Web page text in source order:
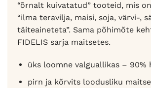
“õrnalt kuivatatud” tooteid, mis
“ilma teravilja, maisi, soja, värvi-,
täiteaineteta”. Sama põhimõte
FIDELIS sarja maitsetes.
üks loomne valguallikas – 90%
pirn ja kõrvits loodusliku